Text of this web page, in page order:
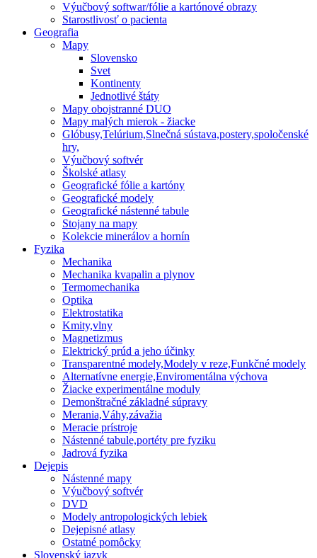
Výučbový softwar/fólie a kartónové obrazy
Starostlivosť o pacienta
Geografia
Mapy
Slovensko
Svet
Kontinenty
Jednotlivé štáty
Mapy obojstranné DUO
Mapy malých mierok - žiacke
Glóbusy,Telúrium,Slnečná sústava,postery,spoločenské
hry,
Výučbový softvér
Školské atlasy
Geografické fólie a kartóny
Geografické modely
Geografické nástenné tabule
Stojany na mapy
Kolekcie minerálov a hornín
Fyzika
Mechanika
Mechanika kvapalin a plynov
Termomechanika
Optika
Elektrostatika
Kmity,vlny
Magnetizmus
Elektrický prúd a jeho účinky
Transparentné modely,Modely v reze,Funkčné modely
Alternatívne energie,Enviromentálna výchova
Žiacke experimentálne moduly
Demonštračné základné súpravy
Merania,Váhy,závažia
Meracie prístroje
Nástenné tabule,portéty pre fyziku
Jadrová fyzika
Dejepis
Nástenné mapy
Výučbový softvér
DVD
Modely antropologických lebiek
Dejepisné atlasy
Ostatné pomôcky
Slovenský jazyk